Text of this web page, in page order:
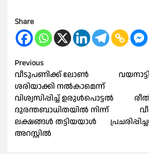
Share
Post
navigation
Previous
വീടുപണിക്ക് ലോണ്‍
ശരിയാക്കി നല്‍കാമെന്ന്
വിശ്വസിപ്പിച്ച് ഉരുള്‍പൊട്ടല്‍
ദുരന്തബാധിതയില്‍ നിന്ന്
ലക്ഷങ്ങള്‍ തട്ടിയയാള്‍
അറസ്റ്റില്‍